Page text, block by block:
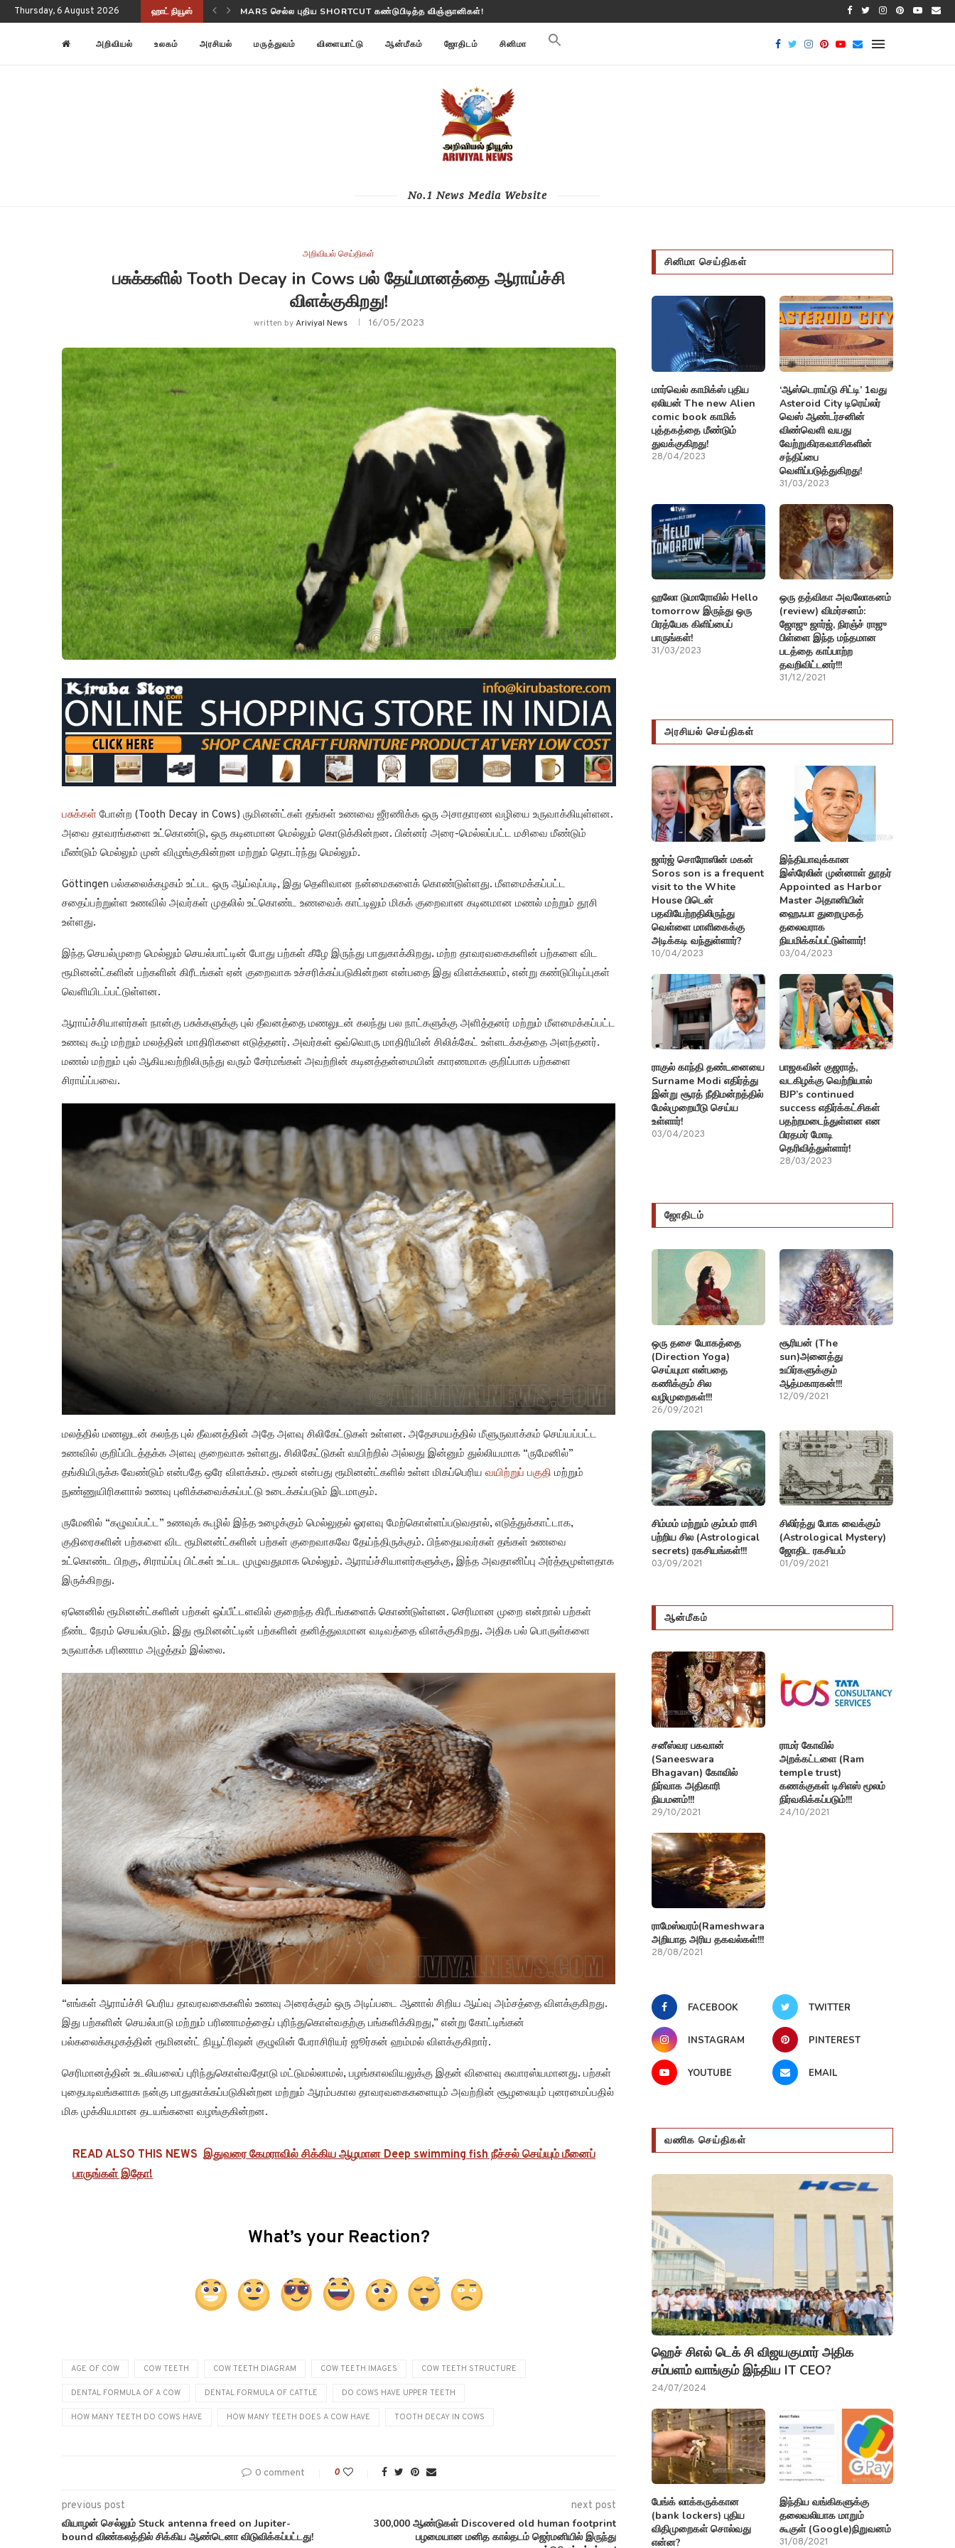
Thursday, 6 August 2026 ஹாட் நியூஸ் NASA-ISRO NISAR பூமி மாற்றங்களை கண்காணிக்கிறது
அறிவியல் உலகம் அரசியல் மருத்துவம் விளையாட்டு ஆன்மீகம் ஜோதிடம் சினிமா
No.1 News Media Website
அறிவியல் செய்திகள்
பசுக்களில் Tooth Decay in Cows பல் தேய்மானத்தை ஆராய்ச்சி
விளக்குகிறது!
written byAriviyal News 16/05/2023
பசுக்கள் போன்ற (Tooth Decay in Cows) ருமினன்ட்கள் தங்கள் உணவை ஜீரணிக்க ஒரு அசாதாரண வழியை உருவாக்கியுள்ளன.
அவை தாவரங்களை உட்கொண்டு, ஒரு கடினமான மெல்லும் கொடுக்கின்றன. பின்னர் அரை-மெல்லப்பட்ட மசிவை மீண்டும்
மீண்டும் மெல்லும் முன் விழுங்குகின்றன மற்றும் தொடர்ந்து மெல்லும்.
Göttingen பல்கலைக்கழகம் உட்பட ஒரு ஆய்வுப்படி, இது தெளிவான நன்மைகளைக் கொண்டுள்ளது. மீளமைக்கப்பட்ட
சதைப்பற்றுள்ள உணவில் அவர்கள் முதலில் உட்கொண்ட உணவைக் காட்டிலும் மிகக் குறைவான கடினமான மணல் மற்றும் தூசி
உள்ளது.
இந்த செயல்முறை மெல்லும் செயல்பாட்டின் போது பற்கள் கீழே இருந்து பாதுகாக்கிறது. மற்ற தாவரவகைகளின் பற்களை விட
ரூமினன்ட்களின் பற்களின் கிரீடங்கள் ஏன் குறைவாக உச்சரிக்கப்படுகின்றன என்பதை இது விளக்கலாம், என்று கண்டுபிடிப்புகள்
வெளியிடப்பட்டுள்ளன.
ஆராய்ச்சியாளர்கள் நான்கு பசுக்களுக்கு புல் தீவனத்தை மணலுடன் கலந்து பல நாட்களுக்கு அளித்தனர் மற்றும் மீளமைக்கப்பட்ட
உணவு கூழ் மற்றும் மலத்தின் மாதிரிகளை எடுத்தனர். அவர்கள் ஒவ்வொரு மாதிரியின் சிலிக்கேட் உள்ளடக்கத்தை அளந்தனர்.
மணல் மற்றும் புல் ஆகியவற்றிலிருந்து வரும் சேர்மங்கள் அவற்றின் கடினத்தன்மையின் காரணமாக குறிப்பாக பற்களை
சிராய்ப்பவை.
மலத்தில் மணலுடன் கலந்த புல் தீவனத்தின் அதே அளவு சிலிகேட்டுகள் உள்ளன. அதேசமயத்தில் மீளுருவாக்கம் செய்யப்பட்ட
உணவில் குறிப்பிடத்தக்க அளவு குறைவாக உள்ளது. சிலிகேட்டுகள் வயிற்றில் அல்லது இன்னும் துல்லியமாக “ருமேனில்”
தங்கியிருக்க வேண்டும் என்பதே ஒரே விளக்கம். ரூமன் என்பது ரூமினன்ட்களில் உள்ள மிகப்பெரிய வயிற்றுப் பகுதி மற்றும்
நுண்ணுயிரிகளால் உணவு புளிக்கவைக்கப்பட்டு உடைக்கப்படும் இடமாகும்.
ருமேனில் “கழுவப்பட்ட” உணவுக் கூழில் இந்த உழைக்கும் மெல்லுதல் ஓரளவு மேற்கொள்ளப்படுவதால், எடுத்துக்காட்டாக,
குதிரைகளின் பற்களை விட ரூமினன்ட்களின் பற்கள் குறைவாகவே தேய்ந்திருக்கும். பிந்தையவர்கள் தங்கள் உணவை
உட்கொண்ட பிறகு, சிராய்ப்பு பிட்கள் உட்பட முழுவதுமாக மெல்லும். ஆராய்ச்சியாளர்களுக்கு, இந்த அவதானிப்பு அர்த்தமுள்ளதாக
இருக்கிறது.
ஏனெனில் ரூமினன்ட்களின் பற்கள் ஒப்பீட்டளவில் குறைந்த கிரீடங்களைக் கொண்டுள்ளன. செரிமான முறை என்றால் பற்கள்
நீண்ட நேரம் செயல்படும். இது ரூமினன்ட்டின் பற்களின் தனித்துவமான வடிவத்தை விளக்குகிறது. அதிக பல் பொருள்களை
உருவாக்க பரிணாம அழுத்தம் இல்லை.
“எங்கள் ஆராய்ச்சி பெரிய தாவரவகைகளில் உணவு அரைக்கும் ஒரு அடிப்படை ஆனால் சிறிய ஆய்வு அம்சத்தை விளக்குகிறது.
இது பற்களின் செயல்பாடு மற்றும் பரிணாமத்தைப் புரிந்துகொள்வதற்கு பங்களிக்கிறது,” என்று கோட்டிங்கன்
பல்கலைக்கழகத்தின் ரூமினன்ட் நியூட்ரிஷன் குழுவின் பேராசிரியர் ஜூர்கன் ஹம்மல் விளக்குகிறார்.
செரிமானத்தின் உடலியலைப் புரிந்துகொள்வதோடு மட்டுமல்லாமல், பழங்காலவியலுக்கு இதன் விளைவு சுவாரஸ்யமானது. பற்கள்
புதைபடிவங்களாக நன்கு பாதுகாக்கப்படுகின்றன மற்றும் ஆரம்பகால தாவரவகைகளையும் அவற்றின் சூழலையும் புனரமைப்பதில்
மிக முக்கியமான தடயங்களை வழங்குகின்றன.
READ ALSO THIS NEWS இதுவரை கேமராவில் சிக்கிய ஆழமான Deep swimming fish நீச்சல் செய்யும் மீனைப்
பாருங்கள் இதோ!
What’s your Reaction?
AGE OF COW COW TEETH COW TEETH DIAGRAM COW TEETH IMAGES COW TEETH STRUCTURE
DENTAL FORMULA OF A COW DENTAL FORMULA OF CATTLE DO COWS HAVE UPPER TEETH
HOW MANY TEETH DO COWS HAVE HOW MANY TEETH DOES A COW HAVE TOOTH DECAY IN COWS
0 comment 0
previous post
வியாழன் செல்லும் Stuck antenna freed on Jupiter-
bound விண்கலத்தில் சிக்கிய ஆண்டெனா விடுவிக்கப்பட்டது!
next post
300,000 ஆண்டுகள் Discovered old human footprint
பழமையான மனித கால்தடம் ஜெர்மனியில் இருந்து
சினிமா செய்திகள்
மார்வெல் காமிக்ஸ் புதிய
ஏலியன் The new Alien
comic book காமிக்
புத்தகத்தை மீண்டும்
துவக்குகிறது!
28/04/2023
‘ஆஸ்டெராய்டு சிட்டி’ 1வது
Asteroid City டிரெய்லர்
வெஸ் ஆண்டர்சனின்
விண்வெளி வயது
வேற்றுகிரகவாசிகளின்
சந்திப்பை
வெளிப்படுத்துகிறது!
31/03/2023
ஹலோ டுமாரோவில் Hello
tomorrow இருந்து ஒரு
பிரத்யேக கிளிப்பைப்
பாருங்கள்!
31/03/2023
ஒரு தத்விகா அவலோகனம்
(review) விமர்சனம்:
ஜோஜு ஜார்ஜ், நிரஞ்ச் ராஜு
பிள்ளை இந்த மந்தமான
படத்தை காப்பாற்ற
தவறிவிட்டனர்!!!
31/12/2021
அரசியல் செய்திகள்
ஜார்ஜ் சொரோஸின் மகன்
Soros son is a frequent
visit to the White
House பிடென்
பதவியேற்றதிலிருந்து
வெள்ளை மாளிகைக்கு
அடிக்கடி வந்துள்ளார்?
10/04/2023
இந்தியாவுக்கான
இஸ்ரேலின் முன்னாள் தூதர்
Appointed as Harbor
Master அதானியின்
ஹைஃபா துறைமுகத்
தலைவராக
நியமிக்கப்பட்டுள்ளார்!
03/04/2023
ராகுல் காந்தி தண்டனையை
Surname Modi எதிர்த்து
இன்று சூரத் நீதிமன்றத்தில்
மேல்முறையீடு செய்ய
உள்ளார்!
03/04/2023
பாஜகவின் குஜராத்,
வடகிழக்கு வெற்றியால்
BJP’s continued
success எதிர்க்கட்சிகள்
பதற்றமடைந்துள்ளன என
பிரதமர் மோடி
தெரிவித்துள்ளார்!
28/03/2023
ஜோதிடம்
ஒரு தசை யோகத்தை
(Direction Yoga)
செய்யுமா என்பதை
கணிக்கும் சில
வழிமுறைகள்!!!
26/09/2021
சூரியன் (The
sun)அனைத்து
உயிர்களுக்கும்
ஆத்மகாரகன்!!!
12/09/2021
சிம்மம் மற்றும் கும்பம் ராசி
பற்றிய சில (Astrological
secrets) ரகசியங்கள்!!!
03/09/2021
சிலிர்த்து போக வைக்கும்
(Astrological Mystery)
ஜோதிட ரகசியம்
01/09/2021
ஆன்மீகம்
சனீஸ்வர பகவான்
(Saneeswara
Bhagavan) கோவில்
நிர்வாக அதிகாரி
நியமனம்!!!
29/10/2021
ராமர் கோவில்
அறக்கட்டளை (Ram
temple trust)
கணக்குகள் டிசிஎஸ் மூலம்
நிர்வகிக்கப்படும்!!!
24/10/2021
ராமேஸ்வரம்(Rameshwaram)பற்றி
அறியாத அரிய தகவல்கள்!!!
28/08/2021
FACEBOOK TWITTER
INSTAGRAM PINTEREST
YOUTUBE EMAIL
வணிக செய்திகள்
ஹெச் சிஎல் டெக் சி விஜயகுமார் அதிக
சம்பளம் வாங்கும் இந்திய IT CEO?
24/07/2024
பேங்க் லாக்கருக்கான
(bank lockers) புதிய
விதிமுறைகள் சொல்வது
என்ன?
இந்திய வங்கிகளுக்கு
தலைவலியாக மாறும்
கூகுள் (Google)நிறுவனம்
31/08/2021